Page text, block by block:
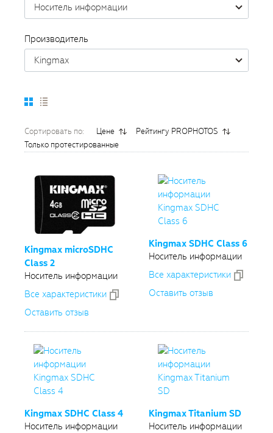
Носитель информации
Производитель
Kingmax
Сортировать по: Цене
Рейтингу PROPHOTOS
Только протестированные
Kingmax microSDHC
Class 2
Носитель информации
Все xарактеристики
Оставить отзыв
Kingmax SDHC Class 6
Носитель информации
Все xарактеристики
Оставить отзыв
Kingmax SDHC Class 4
Носитель информации
Kingmax Titanium SD
Носитель информации